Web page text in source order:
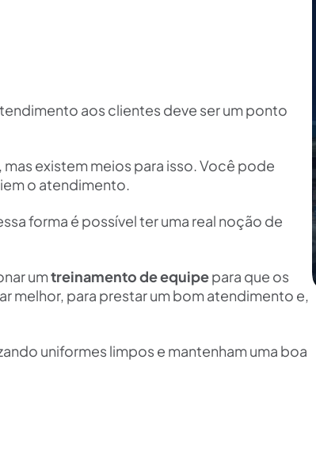
aos clientes deve ser um ponto
existem meios para isso. Você pode
o atendimento.
forma é possível ter uma real noção de
umtreinamento de equipepara que os
melhor, para prestar um bom atendimento e,
uniformes limpos e mantenham uma boa